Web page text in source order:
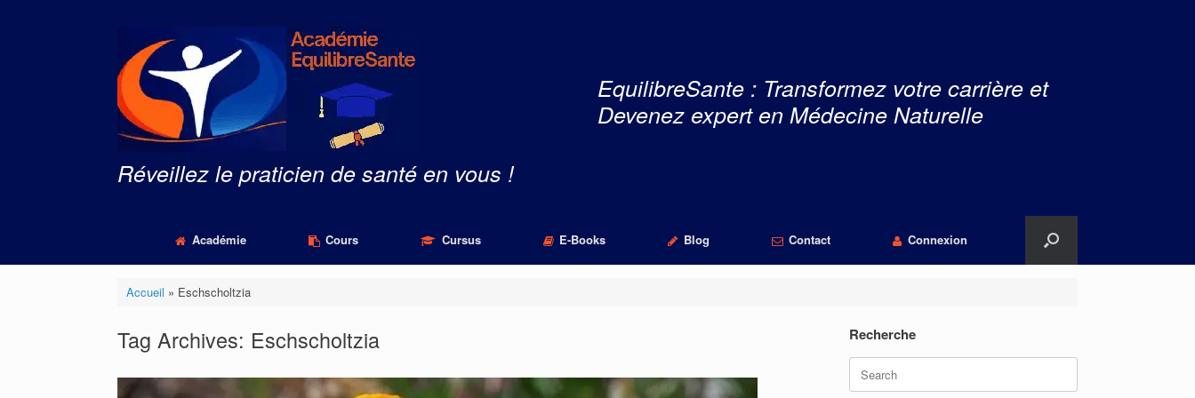
Réveillez le praticien de santé en vous !
EquilibreSante : Transformez votre carrière et
Devenez expert en Médecine Naturelle
Académie Cours Cursus E-Books Blog Contact Connexion
Accueil » Eschscholtzia
Tag Archives: Eschscholtzia Recherche
Search
for: